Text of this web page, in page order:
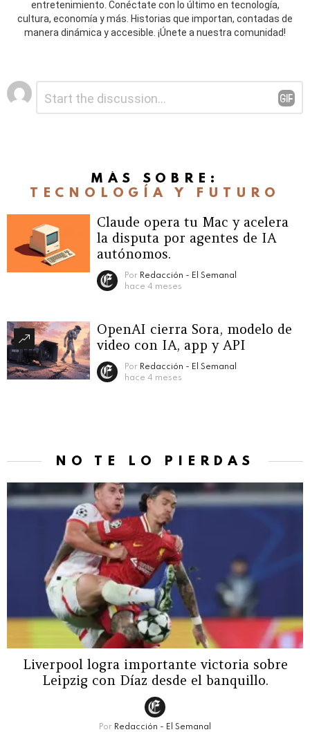
entretenimiento. Conéctate con lo último en tecnología,
cultura, economía y más. Historias que importan, contadas de
manera dinámica y accesible. ¡Únete a nuestra comunidad!
Deja
una
MÁS SOBRE:
TECNOLOGÍA Y FUTURO
Claude opera tu Mac y acelera
la disputa por agentes de IA
autónomos.
Por Redacción - El Semanal
hace 4 meses
OpenAI cierra Sora, modelo de
video con IA, app y API
Por Redacción - El Semanal
hace 4 meses
NO TE LO PIERDAS
Liverpool logra importante victoria sobre
Leipzig con Díaz desde el banquillo.
Por Redacción - El Semanal